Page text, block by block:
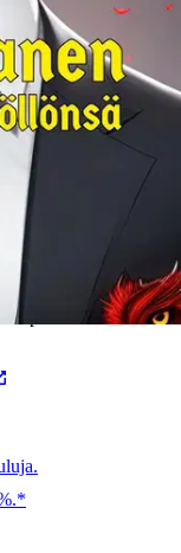
Herra Holanen ja
on puutteita tai niitä